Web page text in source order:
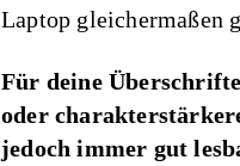
Laptop gleichermaßen
Für deine
oder
jedoch immer gut